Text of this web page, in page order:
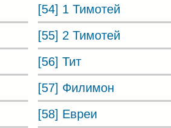
[54] 1 Тимотей
[55] 2 Тимотей
[56] Тит
[57] Филимон
[58] Евреи